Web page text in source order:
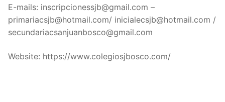
E-mails: inscripcionessjb@gmail.com –
primariacsjb@hotmail.com/ inicialecsjb@hotmail.com /
secundariacsanjuanbosco@gmail.com
Website: https://www.colegiosjbosco.com/